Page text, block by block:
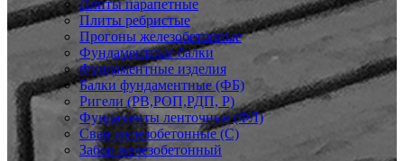
Плиты парапетные
Плиты ребристые
Прогоны железобетонные
Фундаментные балки
Фундаментные изделия
Балки фундаментные (ФБ)
Ригели (РВ,РОП,РДП, Р)
Фундаменты ленточные (ФЛ)
Сваи железобетонные (С)
Забор железобетонный